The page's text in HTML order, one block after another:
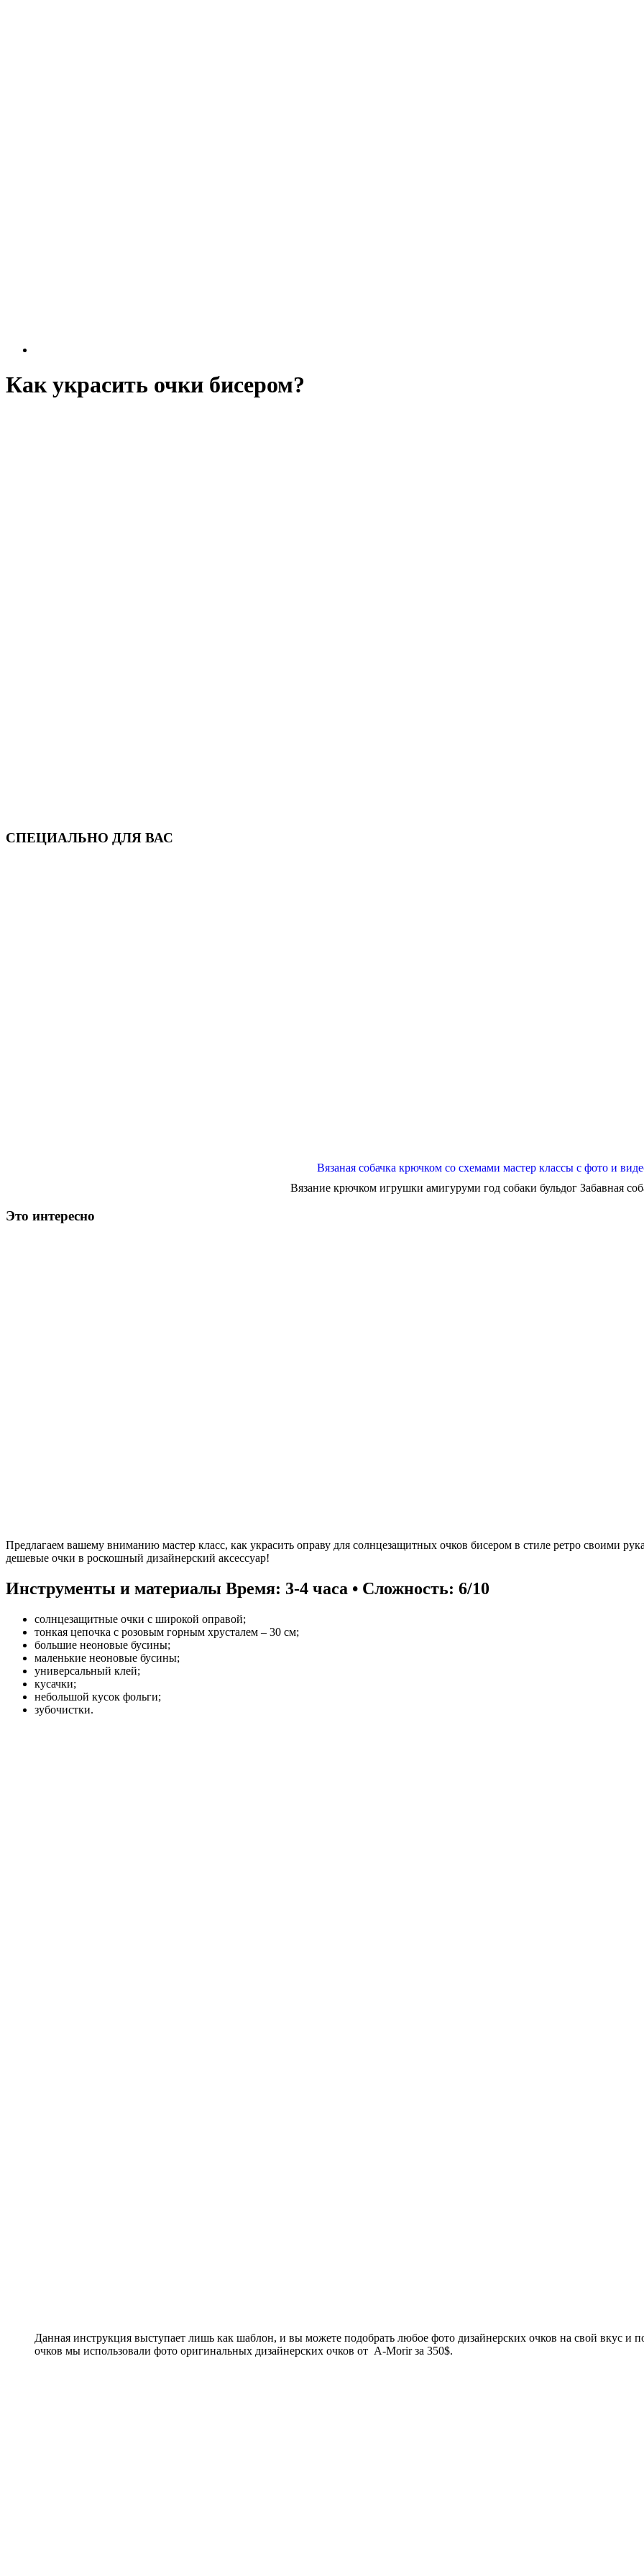
Как украсить очки бисером?
СПЕЦИАЛЬНО ДЛЯ ВАС
Вязаная собачка крючком со схемами мастер классы с фото и
Вязание крючком игрушки амигуруми год собаки бульдог Забавная
Это интересно
Предлагаем вашему вниманию мастер класс, как украсить оправу для солнцезащитных очков бисером в стиле ретро своими
дешевые очки в роскошный дизайнерский аксессуар!
Инструменты и материалы Время: 3-4 часа • Сложность: 6/10
солнцезащитные очки с широкой оправой;
тонкая цепочка с розовым горным хрусталем – 30 см;
большие неоновые бусины;
маленькие неоновые бусины;
универсальный клей;
кусачки;
небольшой кусок фольги;
зубочистки.
Данная инструкция выступает лишь как шаблон, и вы можете подобрать любое фото дизайнерских очков на свой вкус и
очков мы использовали фото оригинальных дизайнерских очков от A-Morir за 350$.